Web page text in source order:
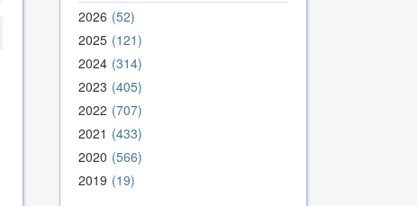
2026 52
2025 121
2024 314
2023 405
2022 707
2021
433
2020 566
2019 19